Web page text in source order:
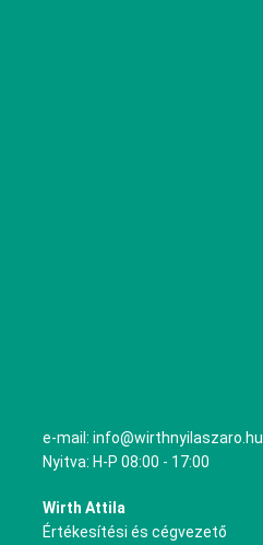
e-mail: info@wirthnyilaszaro.hu
Nyitva: H-P 08:00 - 17:00
Wirth Attila
Értékesítési és cégvezető